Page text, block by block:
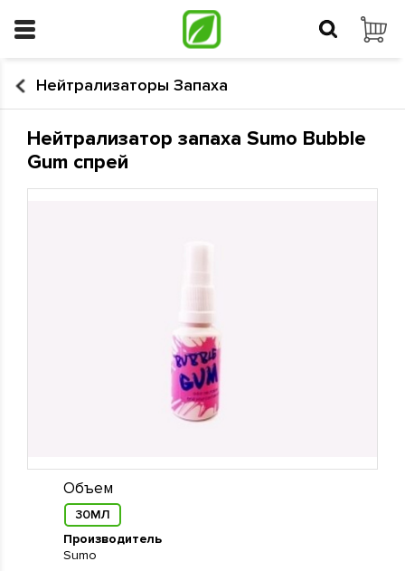
Нейтрализаторы Запаха
Нейтрализатор запаха Sumo Bubble
Gum спрей
Объем
30МЛ
Производитель
Sumo